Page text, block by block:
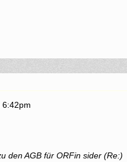
6:42pm
den AGB für ORFin sider (Re:)